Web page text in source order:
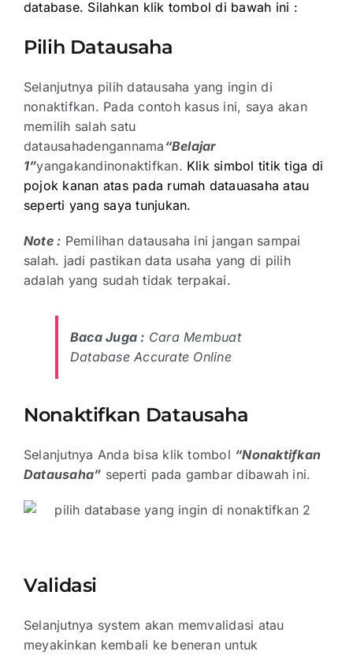
database. Silahkan klik tombol di bawah ini :
Pilih Datausaha
Selanjutnya pilih datausaha yang ingin di
nonaktifkan. Pada contoh kasus ini, saya akan
memilih salah satu
datausahadengannama “Belajar
1”yangakandinonaktifkan. Klik simbol titik tiga di
pojok kanan atas pada rumah datauasaha atau
seperti yang saya tunjukan.
Note : Pemilihan datausaha ini jangan sampai
salah. jadi pastikan data usaha yang di pilih
adalah yang sudah tidak terpakai.
Baca Juga : Cara Membuat
Database Accurate Online
Nonaktifkan Datausaha
Selanjutnya Anda bisa klik tombol “Nonaktifkan
Datausaha” seperti pada gambar dibawah ini.
Validasi
Selanjutnya system akan memvalidasi atau
meyakinkan kembali ke beneran untuk